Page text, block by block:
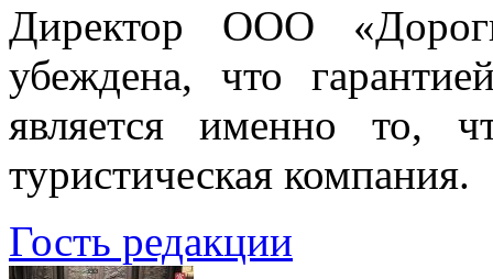
Директор ООО
убеждена, что
является именно то,
туристическая компания.
Гость редакции